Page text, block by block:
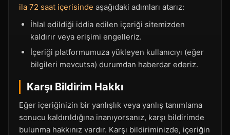
ila 72 saat içerisinde aşağıdaki adımları atarız:
İhlal edildiği iddia edilen içeriği sitemizden
kaldırır veya erişimi engelleriz.
İçeriği platformumuza yükleyen kullanıcıyı (eğer
bilgileri mevcutsa) durumdan haberdar ederiz.
Karşı Bildirim Hakkı
Eğer içeriğinizin bir yanlışlık veya yanlış tanımlama
sonucu kaldırıldığına inanıyorsanız, karşı bildirimde
bulunma hakkınız vardır. Karşı bildiriminizde, içeriğin